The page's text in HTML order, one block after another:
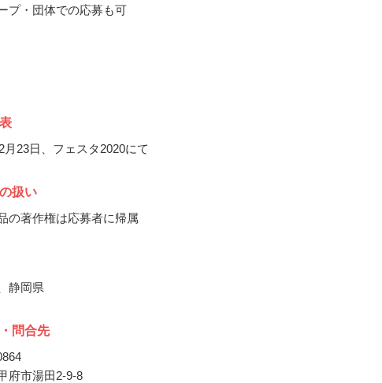
プ・団体での応募も可
月23日、フェスタ2020にて
扱い
の著作権は応募者に帰属
静岡県
問合先
府市湯田2-9-8